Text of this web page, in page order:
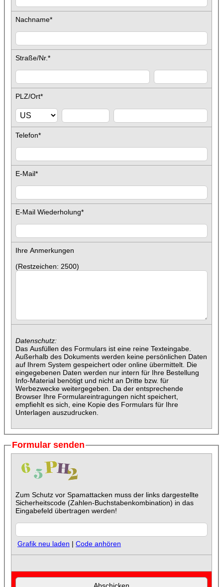
Nachname*
Straße/Nr.*
PLZ/Ort*
Telefon*
E-Mail*
E-Mail Wiederholung*
Ihre Anmerkungen
(Restzeichen: 2500)
Datenschutz:
Das Ausfüllen des Formulars ist eine reine Texteingabe.
Außerhalb des Dokuments werden keine persönlichen Daten
auf Ihrem System gespeichert oder online übermittelt. Die
eingegebenen Daten werden nur intern für Ihre Bestellung
Info-Material benötigt und nicht an Dritte bzw. für
Werbezwecke weitergegeben. Da der entsprechende
Browser Ihre Formulareintragungen nicht speichert,
empfiehlt es sich, eine Kopie des Formulars für Ihre
Unterlagen auszudrucken.
Formular senden
Zum Schutz vor Spamattacken muss der links dargestellte
Sicherheitscode (Zahlen-Buchstabenkombination) in das
Eingabefeld übertragen werden!
Grafik neu laden | Code anhören